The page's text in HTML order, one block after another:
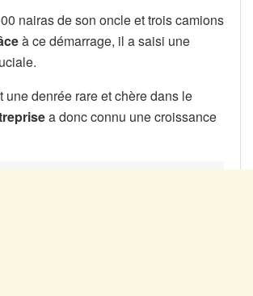
nairas de son oncle et trois camions
à ce démarrage, il a saisi une
une denrée rare et chère dans le
a donc connu une croissance